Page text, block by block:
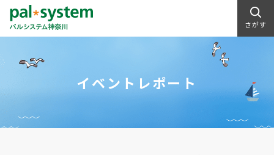
さがす
イベントレポート